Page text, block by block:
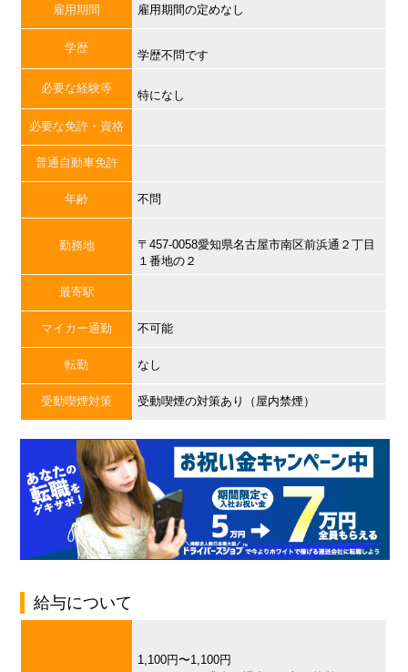
雇用期間 雇用期間の定めなし
学歴
学歴不問です
必要な経験等
特になし
必要な免許・資格
普通自動車免許
年齢 不問
勤務地
〒457-0058愛知県名古屋市南区前浜通２丁目
１番地の２
最寄駅
マイカー通勤 不可能
転勤 なし
受動喫煙対策 受動喫煙の対策あり（屋内禁煙）
給与について
1,100円〜1,100円